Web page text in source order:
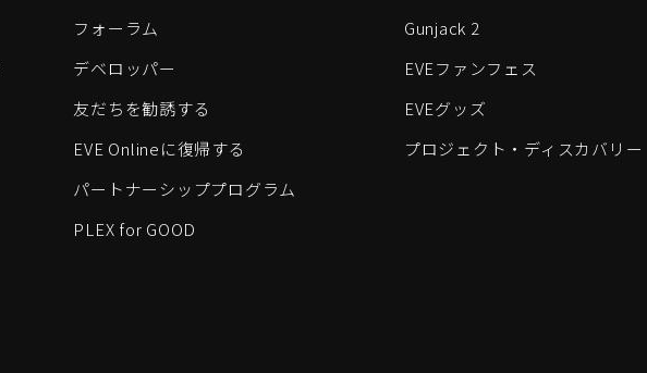
フォーラム
デベロッパー
友だちを勧誘する
EVE Onlineに復帰する
パートナーシッププログラム
PLEX for GOOD
Gunjack 2
EVEファンフェス
EVEグッズ
プロジェクト・ディスカバリー